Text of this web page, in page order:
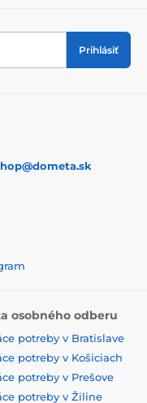
Prihlásiť
osobného odberu
potreby v Bratislave
potreby v Košiciach
potreby v Prešove
potreby v Žiline